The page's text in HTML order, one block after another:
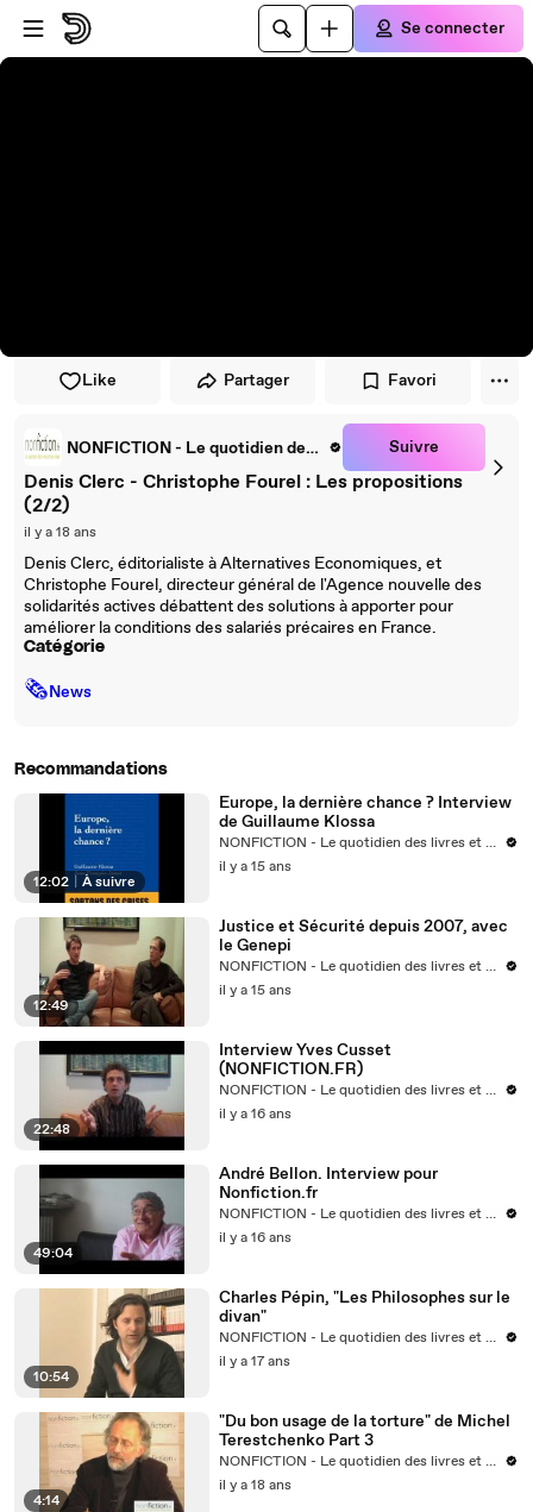
Passer au player
Passer au contenu principal
Se connecter
Like Partager Favori
NONFICTION - Le quotidien des livres et des idées Suivre
Denis Clerc - Christophe Fourel : Les propositions
(2/2)
il y a 18 ans
Denis Clerc, éditorialiste à Alternatives Economiques, et
Christophe Fourel, directeur général de l'Agence nouvelle des
solidarités actives débattent des solutions à apporter pour
améliorer la conditions des salariés précaires en France.
Catégorie
🗞News
Recommandations
12:02 À suivre
Europe, la dernière chance ? Interview
de Guillaume Klossa
NONFICTION - Le quotidien des livres et des idées
il y a 15 ans
12:49
Justice et Sécurité depuis 2007, avec
le Genepi
NONFICTION - Le quotidien des livres et des idées
il y a 15 ans
22:48
Interview Yves Cusset
(NONFICTION.FR)
NONFICTION - Le quotidien des livres et des idées
il y a 16 ans
49:04
André Bellon. Interview pour
Nonfiction.fr
NONFICTION - Le quotidien des livres et des idées
il y a 16 ans
10:54
Charles Pépin, "Les Philosophes sur le
divan"
NONFICTION - Le quotidien des livres et des idées
il y a 17 ans
4:14
"Du bon usage de la torture" de Michel
Terestchenko Part 3
NONFICTION - Le quotidien des livres et des idées
il y a 18 ans